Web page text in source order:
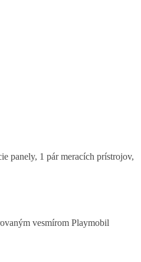
panely, 1 pár meracích prístrojov,
vesmírom Playmobil